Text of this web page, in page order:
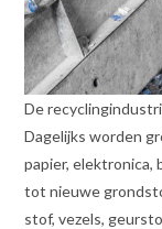
De
Dagelijks worden
papier,
tot nieuwe
stof, vezels,